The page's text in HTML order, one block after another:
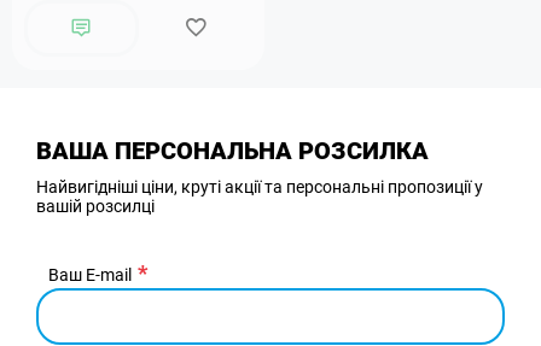
ВАША ПЕРСОНАЛЬНА РОЗСИЛКА
Найвигідніші ціни, круті акції та персональні пропозиції у
вашій розсилці
Ваш E-mail